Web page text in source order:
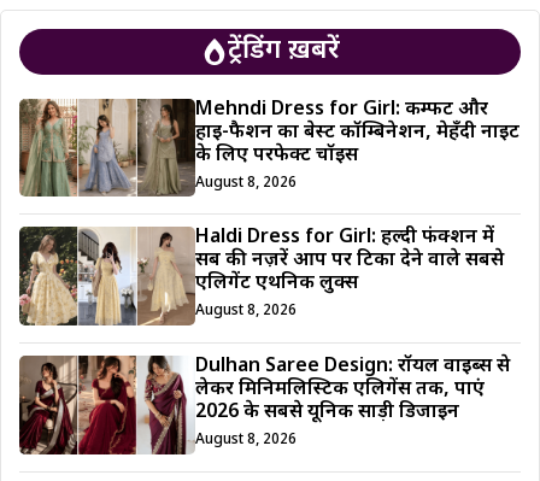
ट्रेंडिंग ख़बरें
Mehndi Dress for Girl: कम्फर्ट और
हाई-फैशन का बेस्ट कॉम्बिनेशन, मेहँदी नाइट
के लिए परफेक्ट चॉइस
August 8, 2026
Haldi Dress for Girl: हल्दी फंक्शन में
सब की नज़रें आप पर टिका देने वाले सबसे
एलिगेंट एथनिक लुक्स
August 8, 2026
Dulhan Saree Design: रॉयल वाइब्स से
लेकर मिनिमलिस्टिक एलिगेंस तक, पाएं
2026 के सबसे यूनिक साड़ी डिजाईन
August 8, 2026